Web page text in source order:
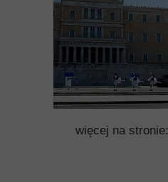
więcej na stronie: